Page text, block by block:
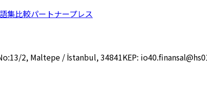
集比較パートナープレス
2, Maltepe / İstanbul, 34841KEP: